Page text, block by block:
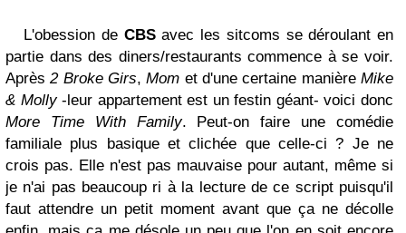
L'obession de CBSavec les sitcoms se déroulant en
partie dans des diners/restaurants commence à se voir.
Après2 Broke Girs,Mom et d'une certaine manièreMike
& Molly-leur appartement est un festin géant- voici donc
More Time With Family. Peut-on faire une comédie
familiale plus basique et clichée que celle-ci ? Je ne
crois pas. Elle n'est pas mauvaise pour autant, même si
je n'ai pas beaucoup ri à la lecture de ce script puisqu'il
faut attendre un petit moment avant que ça ne décolle